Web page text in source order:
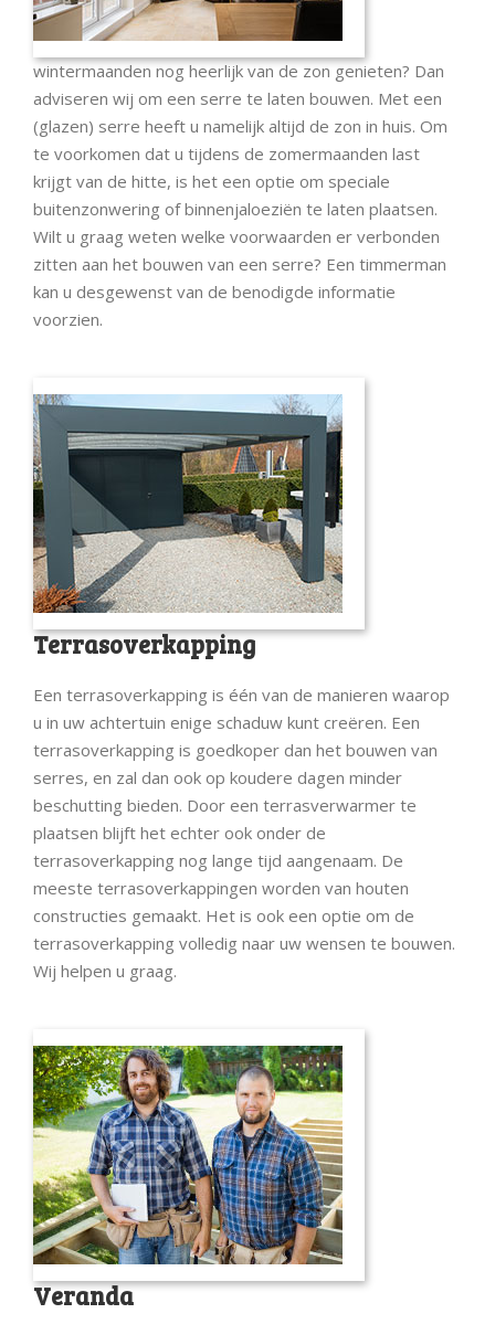
wintermaanden nog heerlijk van de zon genieten? Dan
adviseren wij om een serre te laten bouwen. Met een
(glazen) serre heeft u namelijk altijd de zon in huis. Om
te voorkomen dat u tijdens de zomermaanden last
krijgt van de hitte, is het een optie om speciale
buitenzonwering of binnenjaloeziën te laten plaatsen.
Wilt u graag weten welke voorwaarden er verbonden
zitten aan het bouwen van een serre? Een timmerman
kan u desgewenst van de benodigde informatie
voorzien.
Terrasoverkapping
Een terrasoverkapping is één van de manieren waarop
u in uw achtertuin enige schaduw kunt creëren. Een
terrasoverkapping is goedkoper dan het bouwen van
serres, en zal dan ook op koudere dagen minder
beschutting bieden. Door een terrasverwarmer te
plaatsen blijft het echter ook onder de
terrasoverkapping nog lange tijd aangenaam. De
meeste terrasoverkappingen worden van houten
constructies gemaakt. Het is ook een optie om de
terrasoverkapping volledig naar uw wensen te bouwen.
Wij helpen u graag.
Veranda